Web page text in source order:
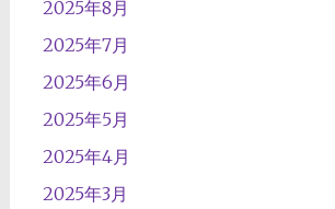
2025年8月
2025年7月
2025年6月
2025年5月
2025年4月
2025年3月